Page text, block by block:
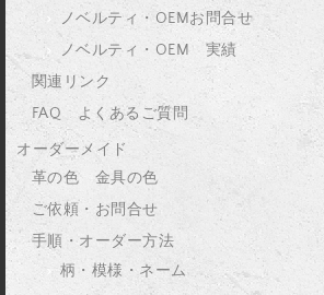
ノベルティ・OEMお問合せ
ノベルティ・OEM 実績
関連リンク
FAQ よくあるご質問
オーダーメイド
革の色 金具の色
ご依頼・お問合せ
手順・オーダー方法
柄・模様・ネーム